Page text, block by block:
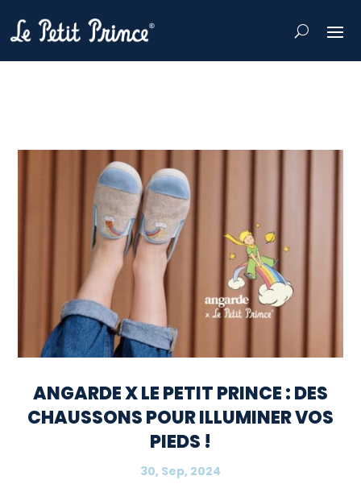
ANGARDE X LE PETIT PRINCE : DES
CHAUSSONS POUR ILLUMINER VOS
PIEDS !
30, Sep, 2024